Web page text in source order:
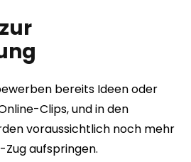
bereits Ideen oder
Clips, und in den
voraussichtlich noch mehr
aufspringen.